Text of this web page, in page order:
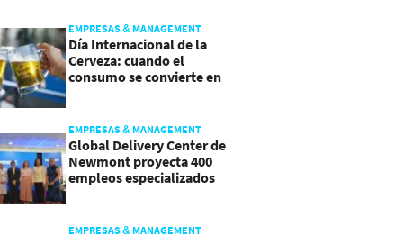
EMPRESAS & MANAGEMENT
Día Internacional de la
Cerveza: cuando el
consumo se convierte en
EMPRESAS & MANAGEMENT
Global Delivery Center de
Newmont proyecta 400
empleos especializados
EMPRESAS & MANAGEMENT